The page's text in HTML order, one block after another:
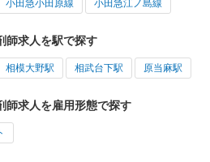
小田急小田原線 小田急江ノ島線
師求人を駅で探す
相模大野駅 相武台下駅 原当麻駅
師求人を雇用形態で探す